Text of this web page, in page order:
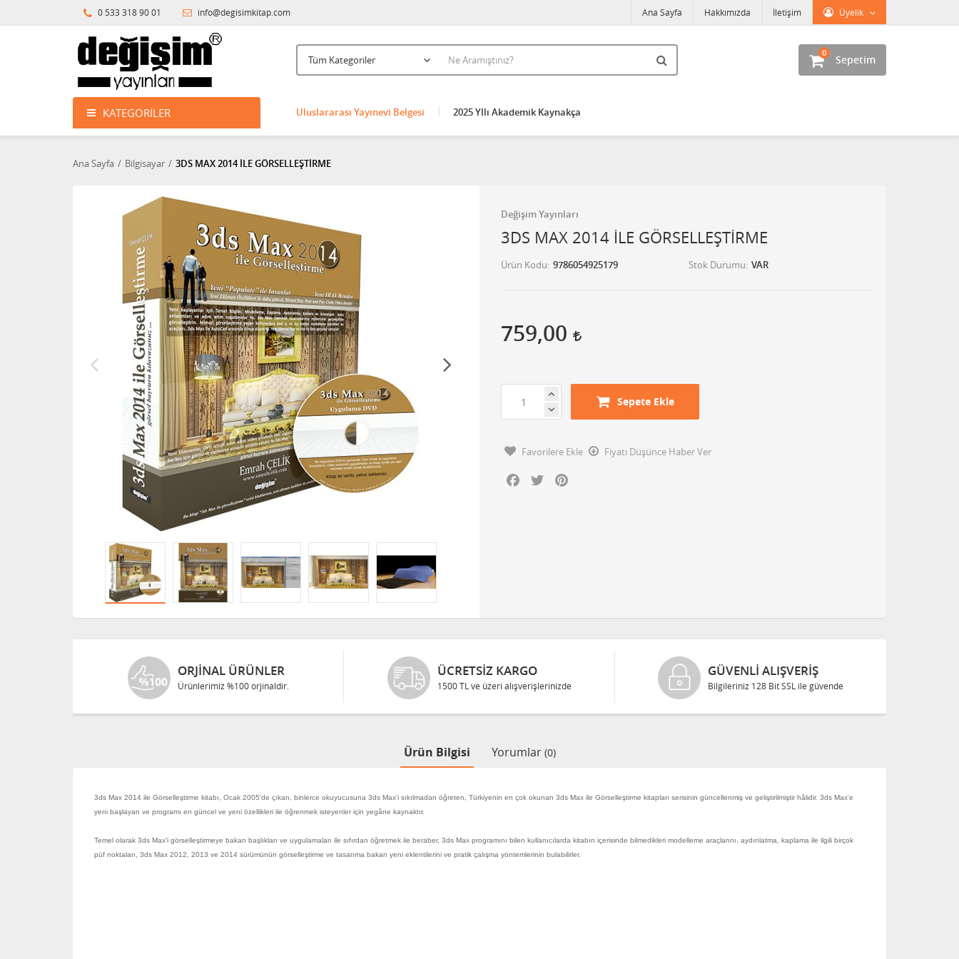
0 533 318 90 01 info@degisimkitap.com Üyelik
Ana Sayfa Hakkımızda İletişim
Sepetim
0
KATEGORILER Uluslararası Yayınevi Belgesi 2025 YIlı Akademik Kaynakça
Ana Sayfa Bilgisayar 3DS MAX 2014 İLE GÖRSELLEŞTİRME
Değişim Yayınları
3DS MAX 2014 İLE GÖRSELLEŞTİRME
Ürün Kodu 9786054925179 Stok Durumu VAR
759,00
Sepete Ekle
Favorilere Ekle
Fiyatı Düşünce Haber Ver
Facebook
Twitter
ORJINAL ÜRÜNLER
Ürünlerimiz %100 orjinaldir.
ÜCRETSIZ KARGO
1500 TL ve üzeri alışverişlerinizde
GÜVENLI ALIŞVERIŞ
Bilgileriniz 128 Bit SSL ile güvende
Ürün Bilgisi Yorumlar (0)
3ds Max 2014 ile Görselleştirme kitabı, Ocak 2005'de çıkan, binlerce okuyucusuna 3ds Max'i sıkılmadan öğreten, Türkiyenin en çok okunan 3ds Max ile Görselleştirme kitapları serisinin güncellenmiş ve geliştirilmiştir hâlidir. 3ds Max'e
yeni başlayan ve programı en güncel ve yeni özellikleri ile öğrenmek isteyenler için yegâne kaynaktır.
Temel olarak 3ds Max'i görselleştirmeye bakan başlıkları ve uygulamaları ile sıfırdan öğretmek ile beraber, 3ds Max programını bilen kullanıcılarda kitabın içerisinde bilmedikleri modelleme araçlarını, aydınlatma, kaplama ile ilgili birçok
püf noktaları, 3ds Max 2012, 2013 ve 2014 sürümünün görselleştirme ve tasarıma bakan yeni eklentilerini ve pratik çalışma yöntemlerinin bulabilirler.